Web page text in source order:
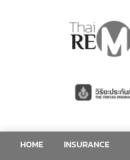
HOME INSURANCE